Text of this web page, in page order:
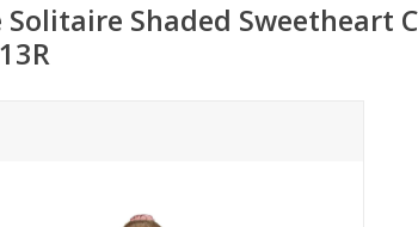
Solitaire Shaded Sweetheart